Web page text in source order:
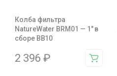
Колба фильтра
NatureWater BRM01 — 1″ в
сборе BB10
2 396 ₽